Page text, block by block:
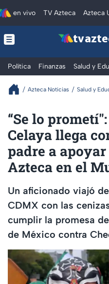
en vivo TV Azteca Azteca
tv
Política Finanzas Salud y
Azteca Noticias Salud y
“Se lo
Celaya llega
padre a
Azteca en el
Un aficionado viajó
CDMX con las
cumplir la promesa
de México contra